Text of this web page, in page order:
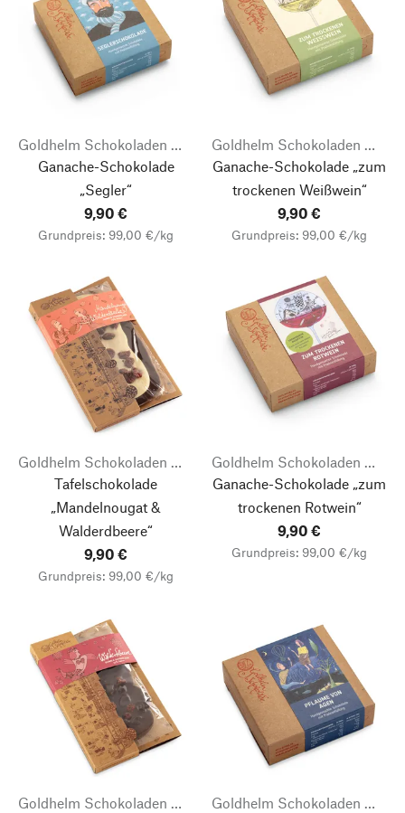
Goldhelm Schokoladen Manufaktur
Ganache-Schokolade
„Segler“
9,90 €
Grundpreis: 99,00 €/kg
Goldhelm Schokoladen Manufaktur
Ganache-Schokolade „zum
trockenen Weißwein“
9,90 €
Grundpreis: 99,00 €/kg
Goldhelm Schokoladen Manufaktur
Tafelschokolade
„Mandelnougat &
Walderdbeere“
9,90 €
Grundpreis: 99,00 €/kg
Goldhelm Schokoladen Manufaktur
Ganache-Schokolade „zum
trockenen Rotwein“
9,90 €
Grundpreis: 99,00 €/kg
Goldhelm Schokoladen Manufaktur
Goldhelm Schokoladen Manufaktur